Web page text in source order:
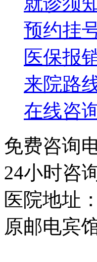
预约挂
医保报
来院路
在线咨
免费咨询
24小时咨
医院地址
原邮电宾馆